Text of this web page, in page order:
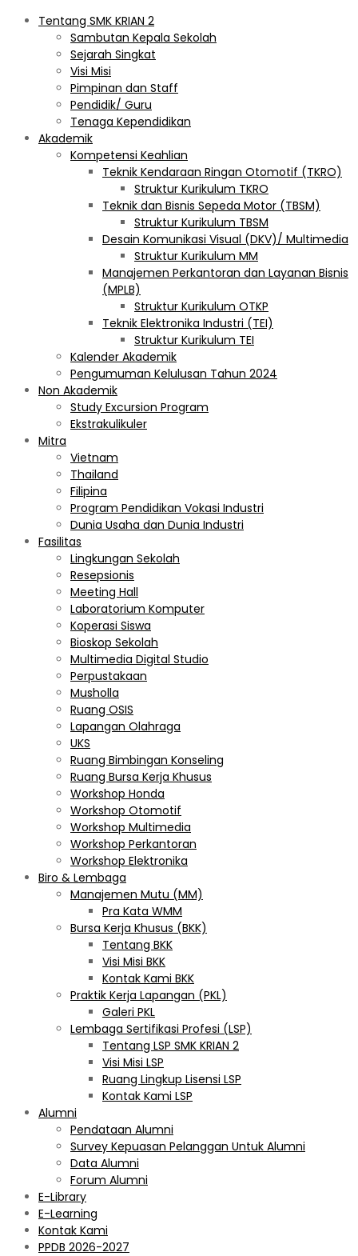
Tentang SMK KRIAN 2
Sambutan Kepala Sekolah
Sejarah Singkat
Visi Misi
Pimpinan dan Staff
Pendidik/ Guru
Tenaga Kependidikan
Akademik
Kompetensi Keahlian
Teknik Kendaraan Ringan Otomotif (TKRO)
Struktur Kurikulum TKRO
Teknik dan Bisnis Sepeda Motor (TBSM)
Struktur Kurikulum TBSM
Desain Komunikasi Visual (DKV)/ Multimedia
Struktur Kurikulum MM
Manajemen Perkantoran dan Layanan Bisnis
(MPLB)
Struktur Kurikulum OTKP
Teknik Elektronika Industri (TEI)
Struktur Kurikulum TEI
Kalender Akademik
Pengumuman Kelulusan Tahun 2024
Non Akademik
Study Excursion Program
Ekstrakulikuler
Mitra
Vietnam
Thailand
Filipina
Program Pendidikan Vokasi Industri
Dunia Usaha dan Dunia Industri
Fasilitas
Lingkungan Sekolah
Resepsionis
Meeting Hall
Laboratorium Komputer
Koperasi Siswa
Bioskop Sekolah
Multimedia Digital Studio
Perpustakaan
Musholla
Ruang OSIS
Lapangan Olahraga
UKS
Ruang Bimbingan Konseling
Ruang Bursa Kerja Khusus
Workshop Honda
Workshop Otomotif
Workshop Multimedia
Workshop Perkantoran
Workshop Elektronika
Biro & Lembaga
Manajemen Mutu (MM)
Pra Kata WMM
Bursa Kerja Khusus (BKK)
Tentang BKK
Visi Misi BKK
Kontak Kami BKK
Praktik Kerja Lapangan (PKL)
Galeri PKL
Lembaga Sertifikasi Profesi (LSP)
Tentang LSP SMK KRIAN 2
Visi Misi LSP
Ruang Lingkup Lisensi LSP
Kontak Kami LSP
Alumni
Pendataan Alumni
Survey Kepuasan Pelanggan Untuk Alumni
Data Alumni
Forum Alumni
E-Library
E-Learning
Kontak Kami
PPDB 2026-2027